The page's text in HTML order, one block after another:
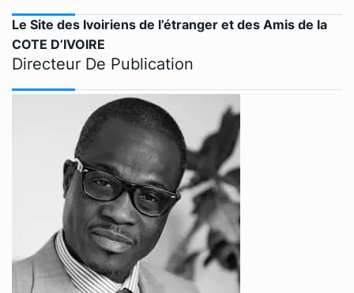
Le Site des Ivoiriens de l’étranger et des Amis de la
COTE D’IVOIRE
Directeur De Publication